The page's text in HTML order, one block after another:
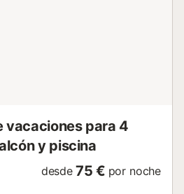
para 4
y piscina
desde 75 € por noche